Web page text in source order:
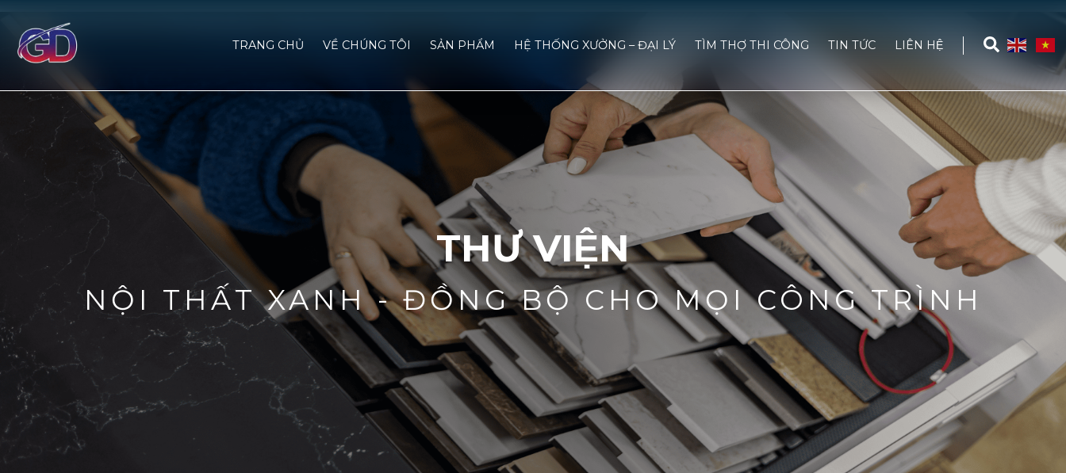
TRANG CHỦ VỀ CHÚNG TÔI SẢN PHẨM HỆ THỐNG XƯỞNG – ĐẠI LÝ TÌM THỢ THI CÔNG TIN TỨC LIÊN HỆ
THƯ VIỆN
NỘI THẤT XANH - ĐỒNG BỘ CHO MỌI CÔNG TRÌNH